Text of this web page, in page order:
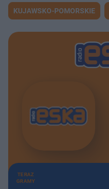
KUJAWSKO-POMORSKIE
TERAZ
GRAMY